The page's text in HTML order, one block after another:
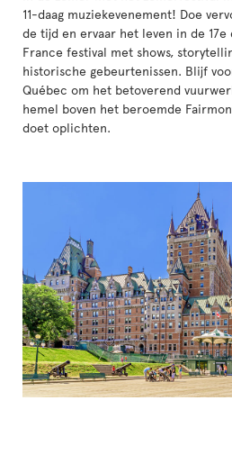
11-daag muziekevenement! Doe
de tijd en ervaar het leven in de
France festival met shows,
historische gebeurtenissen. Blijf
Québec om het betoverend
hemel boven het beroemde
doet oplichten.